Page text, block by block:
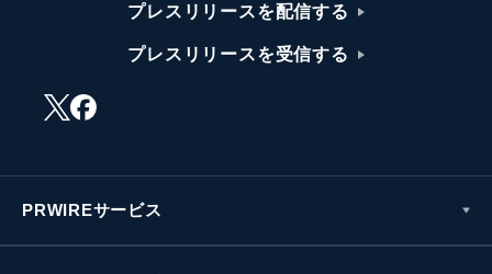
プレスリリースを配信する
プレスリリースを受信する
PRWIREサービス